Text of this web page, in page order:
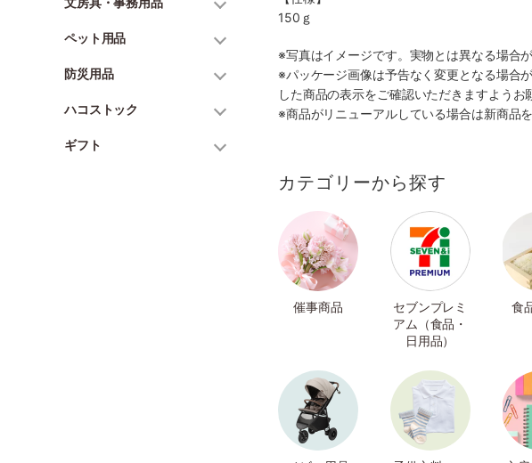
ペット用品
防災用品
ハコストック
ギフト
150ｇ
※写真はイメージです。実物とは異なる場合が
※パッケージ画像は予告なく変更となる場合
した商品の表示をご確認いただきますようお
※商品がリニューアルしている場合は新商品
カテゴリーから探す
催事商品
セブンプレミ
アム（食品・
日用品）
食